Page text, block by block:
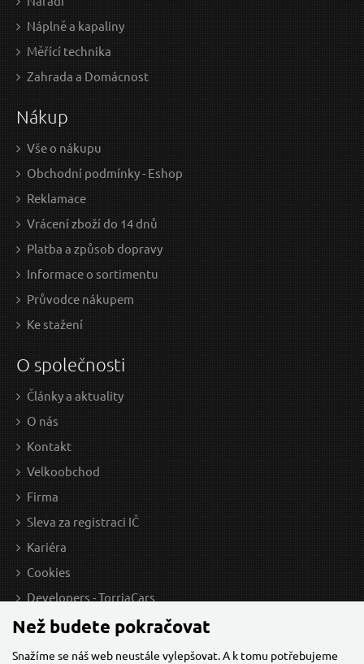
Náplně a kapaliny
Měřící technika
Zahrada a Domácnost
Nákup
Vše o nákupu
Obchodní podmínky - Eshop
Reklamace
Vrácení zboží do 14 dnů
Platba a způsob dopravy
Informace o sortimentu
Průvodce nákupem
Ke stažení
O společnosti
Články a aktuality
O nás
Kontakt
Velkoobchod
Firma
Sleva za registraci IČ
Kariéra
Cookies
Developers - TorriaCars
Než budete pokračovat
Snažíme se náš web neustále vylepšovat. A k tomu potřebujeme